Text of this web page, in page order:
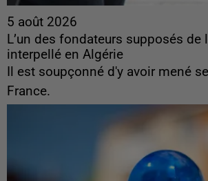
5 août 2026
L’un des fondateurs supposés de
interpellé en Algérie
Il est soupçonné d'y avoir mené
France.